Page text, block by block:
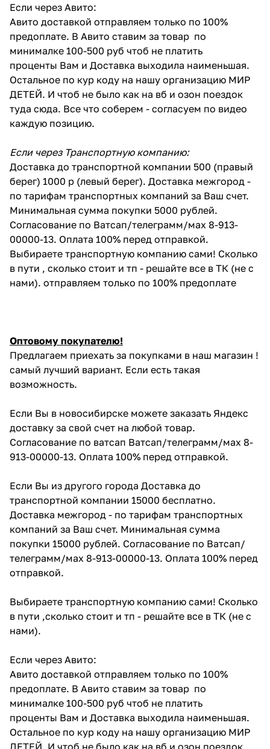
Если через Авито:
Авито доставкой отправляем только по 100%
предоплате. В Авито ставим за товар по
минималке 100-500 руб чтоб не платить
проценты Вам и Доставка выходила наименьшая.
Остальное по кур коду на нашу организацию МИР
ДЕТЕЙ. И чтоб не было как на вб и озон поездок
туда сюда. Все что соберем - согласуем по видео
каждую позицию.
Если через Транспортную компанию:
Доставка до транспортной компании 500 (правый
берег) 1000 р (левый берег). Доставка межгород -
по тарифам транспортных компаний за Ваш счет.
Минимальная сумма покупки 5000 рублей.
Согласование по Ватсап/телеграмм/мах 8-913-
00000-13. Оплата 100% перед отправкой.
Выбираете транспортную компанию сами! Сколько
в пути , сколько стоит и тп - решайте все в ТК (не с
нами). отправляем только по 100% предоплате
Оптовому покупателю!
Предлагаем приехать за покупками в наш магазин !
самый лучший вариант. Если есть такая
возможность.
Если Вы в новосибирске можете заказать Яндекс
доставку за свой счет на любой товар.
Согласование по ватсап Ватсап/телеграмм/мах 8-
913-00000-13. Оплата 100% перед отправкой.
Если Вы из другого города Доставка до
транспортной компании 15000 бесплатно.
Доставка межгород - по тарифам транспортных
компаний за Ваш счет. Минимальная сумма
покупки 15000 рублей. Согласование по Ватсап/
телеграмм/мах 8-913-00000-13. Оплата 100% перед
отправкой.
Выбираете транспортную компанию сами! Сколько
в пути ,сколько стоит и тп - решайте все в ТК (не с
нами).
Если через Авито:
Авито доставкой отправляем только по 100%
предоплате. В Авито ставим за товар по
минималке 100-500 руб чтоб не платить
проценты Вам и Доставка выходила наименьшая.
Остальное по кур коду на нашу организацию МИР
ДЕТЕЙ. И чтоб не было как на вб и озон поездок